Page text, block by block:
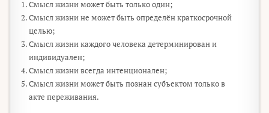
Смысл жизни может быть только один;
Смысл жизни не может быть определён краткосрочной
целью;
Смысл жизни каждого человека детерминирован и
индивидуален;
Смысл жизни всегда интенционален;
Смысл жизни может быть познан субъектом только в
акте переживания.